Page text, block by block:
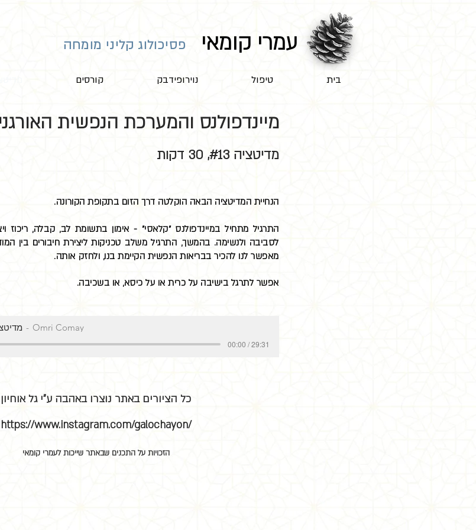
פסיכולוג קליני מומחה עמרי קומאי
בית טיפול נוירופידבק קורסים
מיינדפולנס והמערכת הנפשית
מדיטציה #13, 30 דקות
הנחיית המדיטציה הבאה הוקלטה דרך הזום בתקופת הקורונה.
התרגיל מתחיל במיינדפולנס "קלאסי" - אימון בתשומת לב, קבלה, ריכוז
לסביבה ולנשימה. בהמשך, התרגיל משלב טכניקות ליצירת חיבורים בין
מאפשר לנו להכיר בבריאות הנפשית הקיימת בנו, ולחזק אותה.
אפשר לתרגל בישיבה על כרית או על כיסא, או בשכיבה.
Omri Comay
00:00 / 29:31
כל הציורים באתר נוצרו באהבה ע"י גל אוחיון
https://www.instagram.com/galochayon/
הזכויות על התכנים שבאתר שייכות לעמרי קומאי